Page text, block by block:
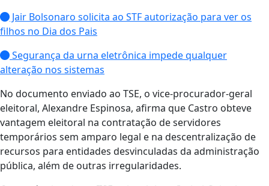
Jair Bolsonaro solicita ao STF autorização para ver os
filhos no Dia dos Pais
Segurança da urna eletrônica impede qualquer
alteração nos sistemas
No documento enviado ao TSE, o vice-procurador-geral
eleitoral, Alexandre Espinosa, afirma que Castro obteve
vantagem eleitoral na contratação de servidores
temporários sem amparo legal e na descentralização de
recursos para entidades desvinculadas da administração
pública, além de outras irregularidades.